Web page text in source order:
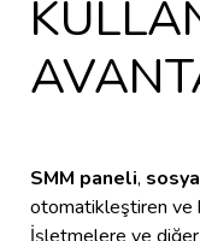
SMM paneli,
otomatikleştiren ve